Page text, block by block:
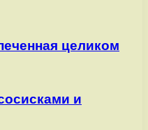
целиком
и